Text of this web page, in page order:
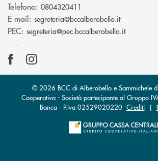
Telefono: 0804320411
E-mail: segreteria@bccalberobello.it(si apre
PEC: segreteria@pec.bccalberobello.it(si apre
© 2026 BCC di Alberobello e Sammichele
Cooperativa - Società partecipante al Gruppo
Banca · P.Iva 02529020220 Crediti|